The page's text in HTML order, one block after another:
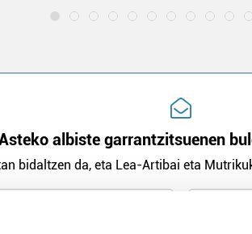
albiste garrantzitsuenen
bidaltzen da, eta Lea-Artibai eta